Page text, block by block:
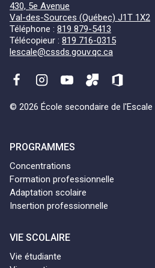
430, 5e Avenue
Val-des-Sources (Québec) J1T 1X2
Téléphone : 819 879-5413
Télécopieur : 819 716-0315
lescale@cssds.gouv.qc.ca
© 2026 École secondaire de l'Escale
PROGRAMMES
Concentrations
Formation professionnelle
Adaptation scolaire
Insertion professionnelle
VIE SCOLAIRE
Vie étudiante